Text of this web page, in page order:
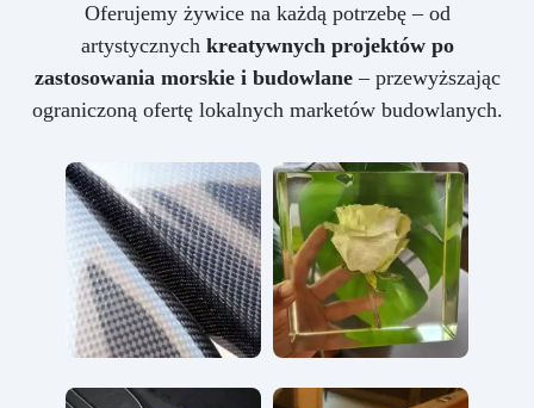
Oferujemy żywice na każdą potrzebę – od
artystycznych kreatywnych projektów po
zastosowania morskie i budowlane– przewyższając
ograniczoną ofertę lokalnych marketów budowlanych.